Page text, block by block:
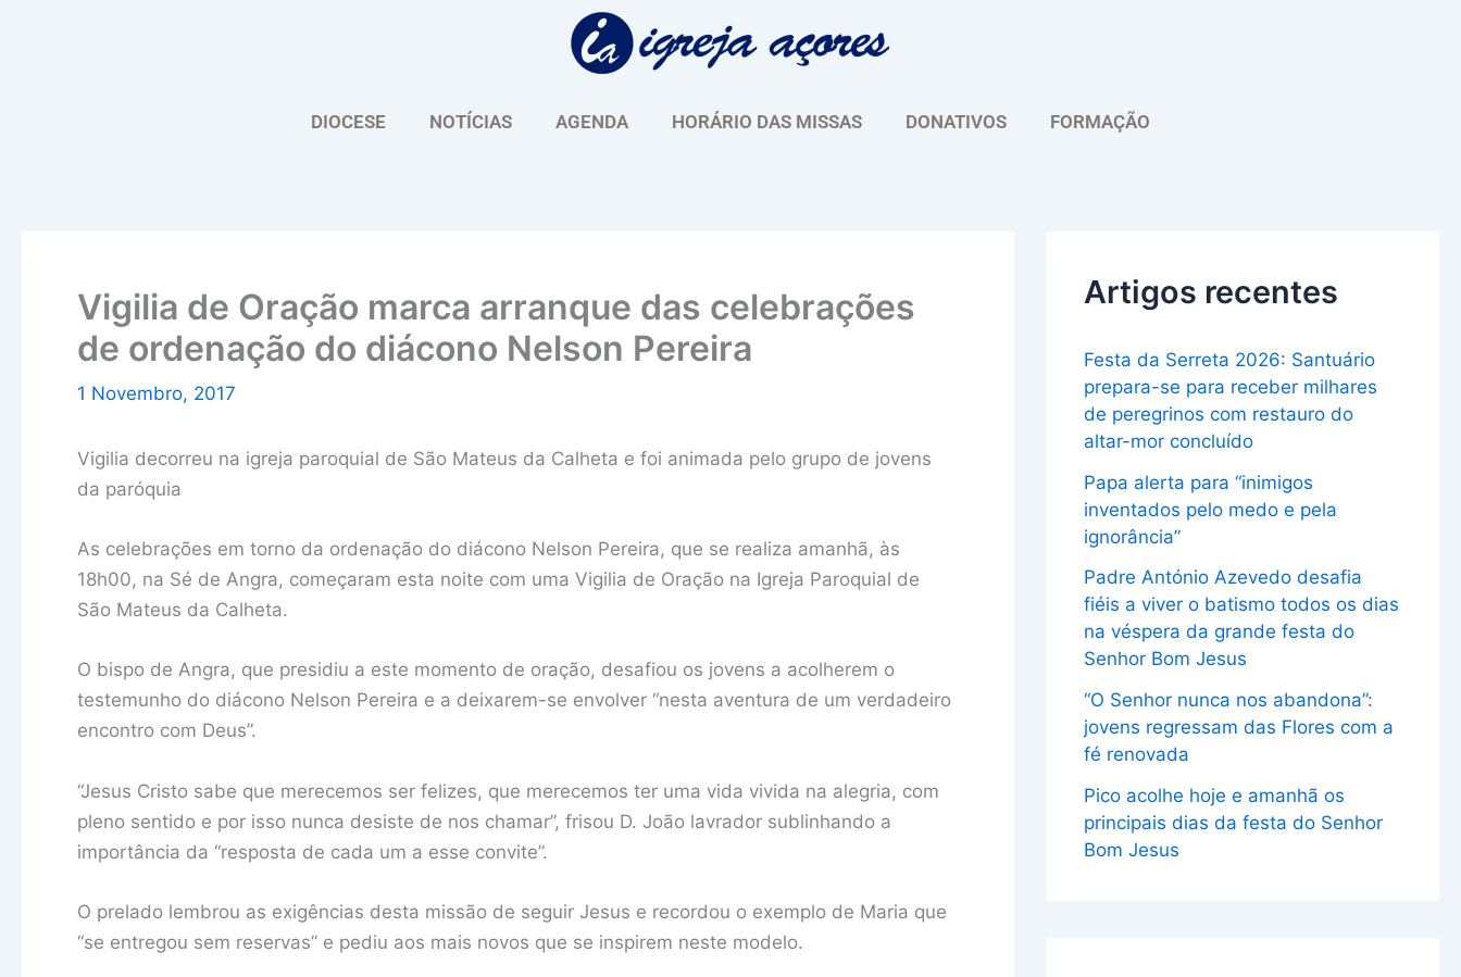
DIOCESE NOTÍCIAS AGENDA HORÁRIO DAS MISSAS DONATIVOS FORMAÇÃO
Vigilia de Oração marca arranque das celebrações
de ordenação do diácono Nelson Pereira
1 Novembro, 2017
Vigilia decorreu na igreja paroquial de São Mateus da Calheta e foi animada pelo grupo de jovens
da paróquia
As celebrações em torno da ordenação do diácono Nelson Pereira, que se realiza amanhã, às
18h00, na Sé de Angra, começaram esta noite com uma Vigilia de Oração na Igreja Paroquial de
São Mateus da Calheta.
O bispo de Angra, que presidiu a este momento de oração, desafiou os jovens a acolherem o
testemunho do diácono Nelson Pereira e a deixarem-se envolver “nesta aventura de um verdadeiro
encontro com Deus”.
“Jesus Cristo sabe que merecemos ser felizes, que merecemos ter uma vida vivida na alegria, com
pleno sentido e por isso nunca desiste de nos chamar”, frisou D. João lavrador sublinhando a
importância da “resposta de cada um a esse convite”.
O prelado lembrou as exigências desta missão de seguir Jesus e recordou o exemplo de Maria que
“se entregou sem reservas” e pediu aos mais novos que se inspirem neste modelo.
Artigos recentes
Festa da Serreta 2026: Santuário
prepara-se para receber milhares
de peregrinos com restauro do
altar-mor concluído
Papa alerta para “inimigos
inventados pelo medo e pela
ignorância”
Padre António Azevedo desafia
fiéis a viver o batismo todos os dias
na véspera da grande festa do
Senhor Bom Jesus
“O Senhor nunca nos abandona”:
jovens regressam das Flores com a
fé renovada
Pico acolhe hoje e amanhã os
principais dias da festa do Senhor
Bom Jesus
u